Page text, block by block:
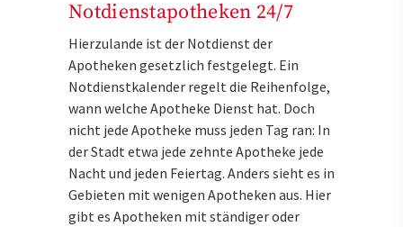
Notdienstapotheken 24/7
Hierzulande ist der Notdienst der
Apotheken gesetzlich festgelegt. Ein
Notdienstkalender regelt die Reihenfolge,
wann welche Apotheke Dienst hat. Doch
nicht jede Apotheke muss jeden Tag ran: In
der Stadt etwa jede zehnte Apotheke jede
Nacht und jeden Feiertag. Anders sieht es in
Gebieten mit wenigen Apotheken aus. Hier
gibt es Apotheken mit ständiger oder